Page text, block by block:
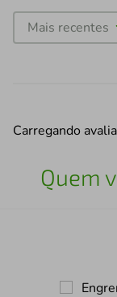
Mais recentes
Carregando
Quem